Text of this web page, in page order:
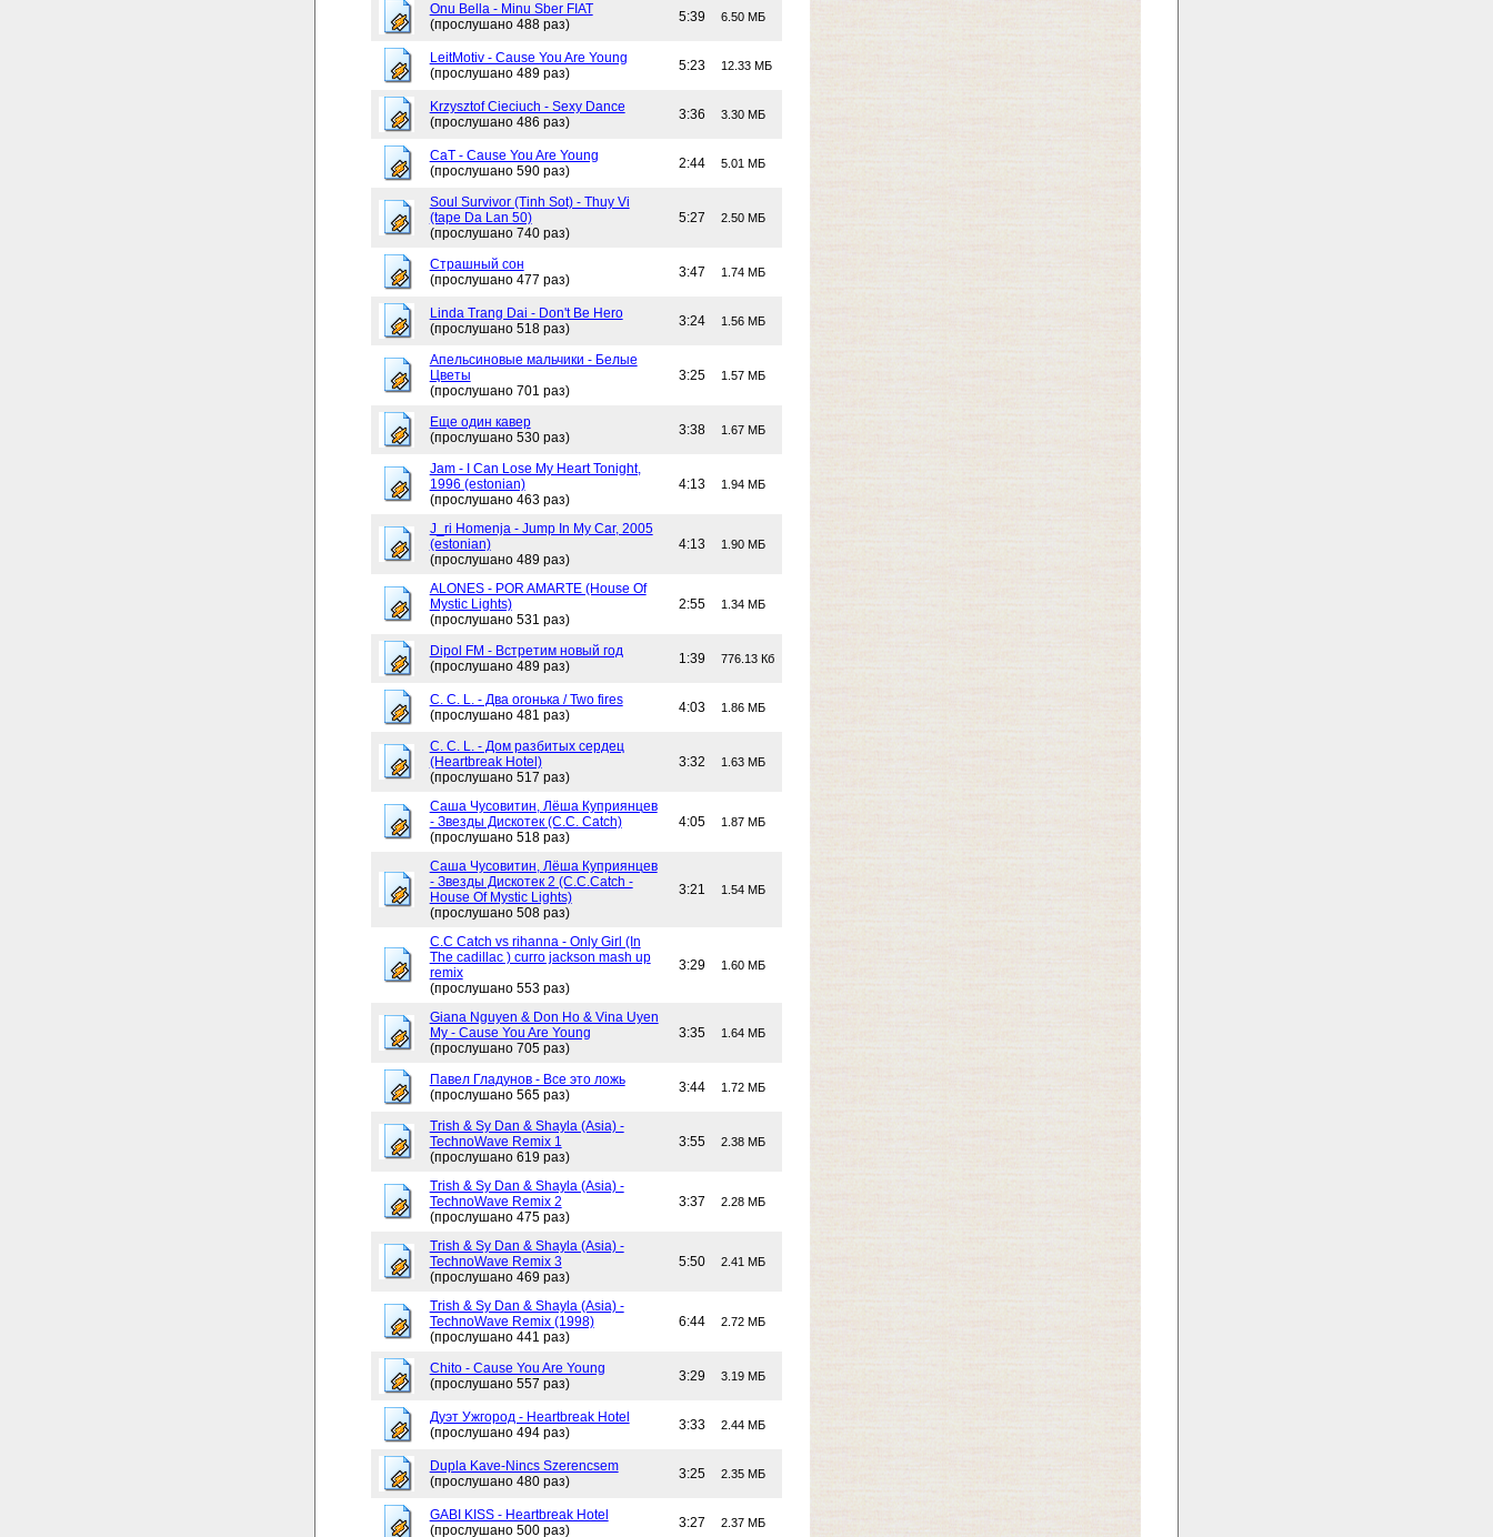
Onu Bella - Minu Sber FIAT
(прослушано 488 раз)
5:39 6.50 МБ
LeitMotiv - Cause You Are Young
(прослушано 489 раз)
5:23 12.33 МБ
Krzysztof Cieciuch - Sexy Dance
(прослушано 486 раз)
3:36 3.30 МБ
CaT - Cause You Are Young
(прослушано 590 раз)
2:44 5.01 МБ
Soul Survivor (Tinh Sot) - Thuy Vi
(tape Da Lan 50)
(прослушано 740 раз)
5:27 2.50 МБ
Страшный сон
(прослушано 477 раз)
3:47 1.74 МБ
Linda Trang Dai - Don't Be Hero
(прослушано 518 раз)
3:24 1.56 МБ
Апельсиновые мальчики - Белые
Цветы
(прослушано 701 раз)
3:25 1.57 МБ
Еще один кавер
(прослушано 530 раз)
3:38 1.67 МБ
Jam - I Can Lose My Heart Tonight,
1996 (estonian)
(прослушано 463 раз)
4:13 1.94 МБ
J_ri Homenja - Jump In My Car, 2005
(estonian)
(прослушано 489 раз)
4:13 1.90 МБ
ALONES - POR AMARTE (House Of
Mystic Lights)
(прослушано 531 раз)
2:55 1.34 МБ
Dipol FM - Встретим новый год
(прослушано 489 раз)
1:39 776.13 Кб
C. C. L. - Два огонька / Two fires
(прослушано 481 раз)
4:03 1.86 МБ
C. C. L. - Дом разбитых сердец
(Heartbreak Hotel)
(прослушано 517 раз)
3:32 1.63 МБ
Саша Чусовитин, Лёша Куприянцев
- Звезды Дискотек (C.C. Catch)
(прослушано 518 раз)
4:05 1.87 МБ
Саша Чусовитин, Лёша Куприянцев
- Звезды Дискотек 2 (C.C.Catch -
House Of Mystic Lights)
(прослушано 508 раз)
3:21 1.54 МБ
C.C Catch vs rihanna - Only Girl (In
The cadillac ) curro jackson mash up
remix
(прослушано 553 раз)
3:29 1.60 МБ
Giana Nguyen & Don Ho & Vina Uyen
My - Cause You Are Young
(прослушано 705 раз)
3:35 1.64 МБ
Павел Гладунов - Все это ложь
(прослушано 565 раз)
3:44 1.72 МБ
Trish & Sy Dan & Shayla (Asia) -
TechnoWave Remix 1
(прослушано 619 раз)
3:55 2.38 МБ
Trish & Sy Dan & Shayla (Asia) -
TechnoWave Remix 2
(прослушано 475 раз)
3:37 2.28 МБ
Trish & Sy Dan & Shayla (Asia) -
TechnoWave Remix 3
(прослушано 469 раз)
5:50 2.41 МБ
Trish & Sy Dan & Shayla (Asia) -
TechnoWave Remix (1998)
(прослушано 441 раз)
6:44 2.72 МБ
Chito - Cause You Are Young
(прослушано 557 раз)
3:29 3.19 МБ
Дуэт Ужгород - Heartbreak Hotel
(прослушано 494 раз)
3:33 2.44 МБ
Dupla Kave-Nincs Szerencsem
(прослушано 480 раз)
3:25 2.35 МБ
GABI KISS - Heartbreak Hotel
(прослушано 500 раз)
3:27 2.37 МБ